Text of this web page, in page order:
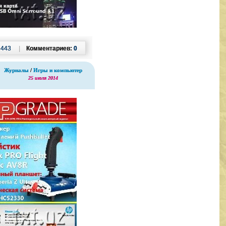
Комментариев: 0
443
Журналы /Игры и компьютер
25 июля 2014